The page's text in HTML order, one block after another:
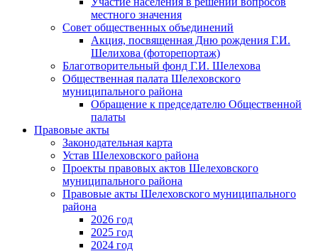
местного значения
Совет общественных объединений
Акция, посвященная Дню рождения Г.И.
Шелихова (фоторепортаж)
Благотворительный фонд Г.И. Шелехова
Общественная палата Шелеховского
муниципального района
Обращение к председателю Общественной
палаты
Правовые акты
Законодательная карта
Устав Шелеховского района
Проекты правовых актов Шелеховского
муниципального района
Правовые акты Шелеховского муниципального
района
2026 год
2025 год
2024 год